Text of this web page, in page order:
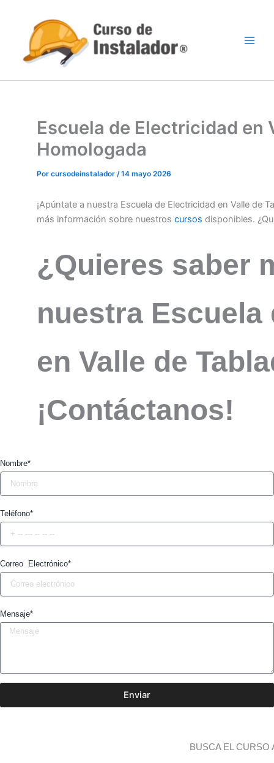
contenido
Escuela de Electricidad en
Homologada
Por cursodeinstalador /14 mayo 2026
¡Apúntate a nuestra Escuela de Electricidad en Valle de
más información sobre nuestros cursos disponibles.
¿Quieres saber
nuestra
en Valle de
¡Contáctanos!
Nombre*
Teléfono*
Correo Electrónico*
Mensaje*
Enviar
BUSCA EL CURSO